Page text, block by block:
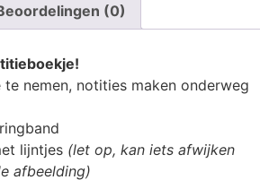
(0)
te nemen, notities maken onderweg
lijntjes (let op, kan iets afwijken
afbeelding)